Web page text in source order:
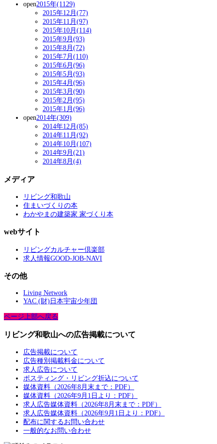
open2015年(1129)
2015年12月(77)
2015年11月(97)
2015年10月(114)
2015年9月(93)
2015年8月(72)
2015年7月(110)
2015年6月(96)
2015年5月(93)
2015年4月(96)
2015年3月(90)
2015年2月(95)
2015年1月(96)
open2014年(309)
2014年12月(85)
2014年11月(92)
2014年10月(107)
2014年9月(21)
2014年8月(4)
メディア
リビング和歌山
住まいづくりの本
わかやまの建築家 家づくり本
webサイト
リビングカルチャー倶楽部
求人情報GOOD-JOB-NAVI
その他
Living Network
YAC (財)日本宇宙少年団
ページ上部へ戻る
リビング和歌山への広告掲載について
広告掲載について
広告種別掲載料金について
求人広告について
ポスティング・リビング折込について
媒体資料（2026年8月末まで：PDF）
媒体資料（2026年9月1日より：PDF）
求人広告媒体資料（2026年8月末まで：PDF）
求人広告媒体資料（2026年9月1日より：PDF）
配布に関するお問い合わせ
一般的なお問い合わせ